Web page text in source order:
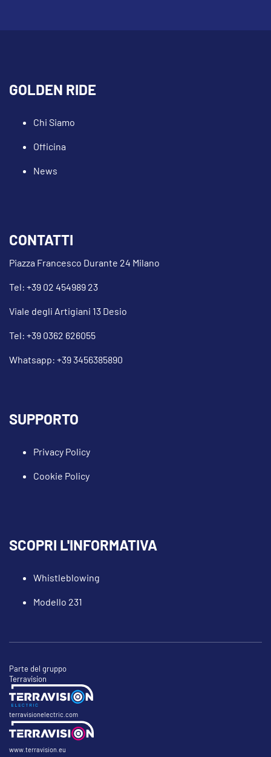
GOLDEN RIDE
Chi Siamo
Officina
News
CONTATTI
Piazza Francesco Durante 24 Milano
Tel: +39 02 454989 23
Viale degli Artigiani 13 Desio
Tel: +39 0362 626055
Whatsapp: +39 3456385890
SUPPORTO
Privacy Policy
Cookie Policy
SCOPRI L'INFORMATIVA
Whistleblowing
Modello 231
Parte del gruppo
Terravision
terravisionelectric.com
www.terravision.eu